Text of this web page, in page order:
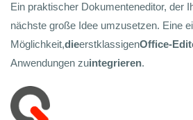
Ein praktischer Dokumenteneditor, der
nächste große Idee umzusetzen. Eine
Möglichkeit,dieerstklassigenOffice-
Anwendungen zuintegrieren.